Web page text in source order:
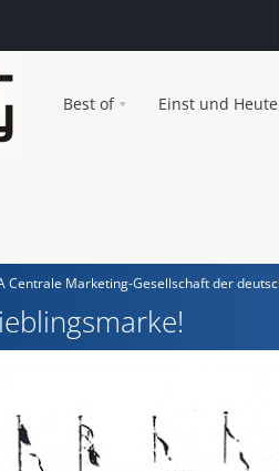
Best of Einst und Heute
Centrale Marketing-Gesellschaft der